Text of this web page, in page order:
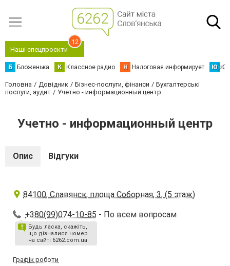
Наші спецпроєкти
12
Б Бложенька К Классное радио Н Налоговая информирует Ю
Головна Довідник Бізнес-послуги, фінанси
Бухгалтерські
послуги, аудит
Учетно - информационный центр
Учетно - информационный центр
Опис Відгуки
84100, Славянск, площа Соборная, 3, (5 этаж)
+380(99)074-10-85 - По всем вопросам
Будь ласка, скажіть,
що дізналися номер
на сайті 6262.com.ua
Графік роботи